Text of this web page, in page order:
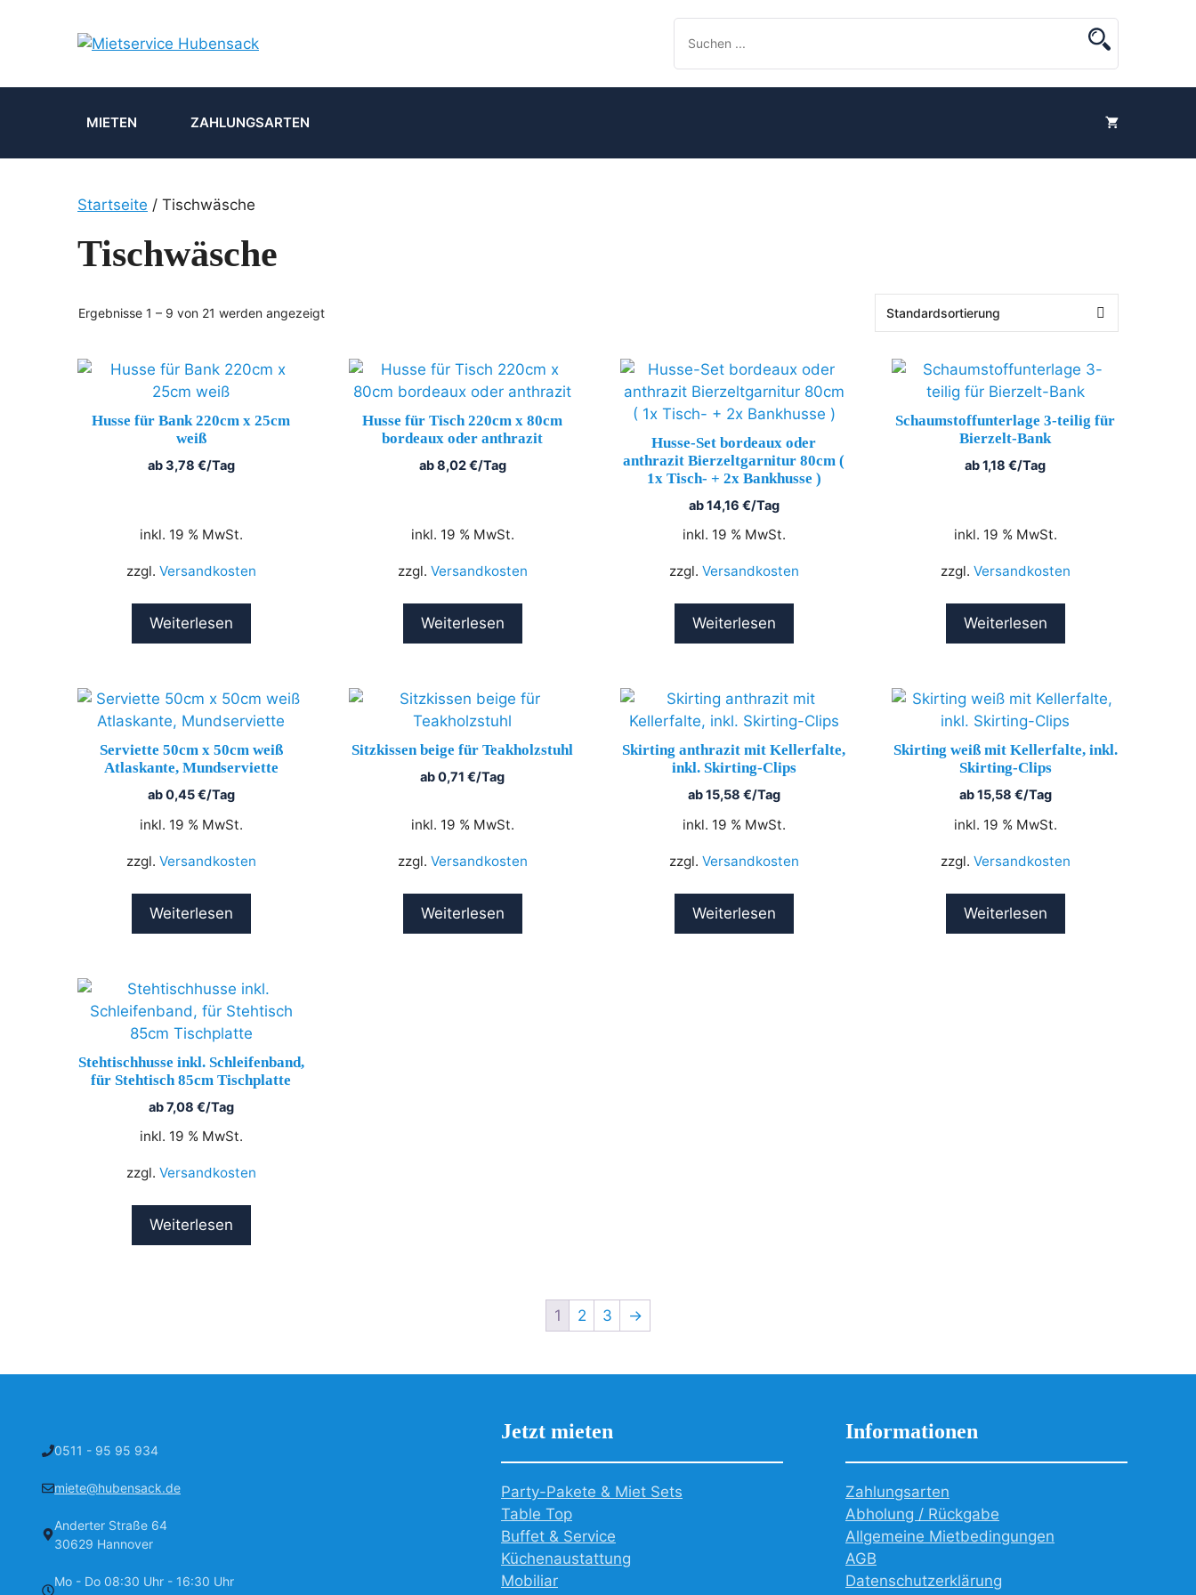
MIETEN ZAHLUNGSARTEN
Startseite / Tischwäsche
Tischwäsche
Ergebnisse 1 – 9 von 21 werden angezeigt
Husse für Bank 220cm x 25cm
weiß
ab3,78 €/Tag
inkl. 19 % MwSt.
zzgl. Versandkosten
Weiterlesen
Husse für Tisch 220cm x 80cm
bordeaux oder anthrazit
ab8,02€/Tag
inkl. 19 % MwSt.
zzgl. Versandkosten
Weiterlesen
Husse-Set bordeaux oder
anthrazit Bierzeltgarnitur 80cm (
1x Tisch- + 2x Bankhusse )
ab14,16 €/Tag
inkl. 19 % MwSt.
zzgl. Versandkosten
Weiterlesen
Schaumstoffunterlage 3-teilig für
Bierzelt-Bank
ab1,18 €/Tag
inkl. 19 % MwSt.
zzgl. Versandkosten
Weiterlesen
Serviette 50cm x 50cm weiß
Atlaskante, Mundserviette
ab0,45€/Tag
inkl. 19 % MwSt.
zzgl. Versandkosten
Weiterlesen
Sitzkissen beige für Teakholzstuhl
ab0,71 €/Tag
inkl. 19 % MwSt.
zzgl. Versandkosten
Weiterlesen
Skirting anthrazit mit Kellerfalte,
inkl. Skirting-Clips
ab15,58 €/Tag
inkl. 19 % MwSt.
zzgl. Versandkosten
Weiterlesen
Skirting weiß mit Kellerfalte, inkl.
Skirting-Clips
ab15,58 €/Tag
inkl. 19 % MwSt.
zzgl. Versandkosten
Weiterlesen
Stehtischhusse inkl. Schleifenband,
für Stehtisch 85cm Tischplatte
ab7,08 €/Tag
inkl. 19 % MwSt.
zzgl. Versandkosten
Weiterlesen
1 2 3 →
0511 - 95 95 934
miete@hubensack.de
Anderter Straße 64
30629 Hannover
Mo - Do 08:30 Uhr - 16:30 Uhr
Jetzt mieten
Party-Pakete & Miet Sets
Table Top
Buffet & Service
Küchenaustattung
Mobiliar
Informationen
Zahlungsarten
Abholung / Rückgabe
Allgemeine Mietbedingungen
AGB
Datenschutzerklärung